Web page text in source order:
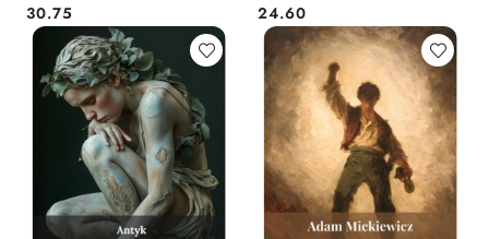
Cena:
30.75 Cena:
24.60